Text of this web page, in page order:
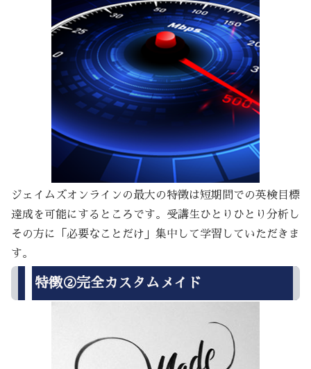
ジェイムズオンラインの最大の特徴は短期間での英検目標
達成を可能にするところです。受講生ひとりひとり分析し
その方に「必要なことだけ」集中して学習していただきま
す。
特徴②完全カスタムメイド